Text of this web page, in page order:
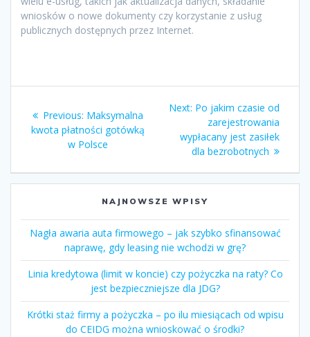
wniosków o nowe dokumenty czy korzystanie z usług
publicznych dostępnych przez Internet.
wpisy
Previous: Previous
post:
Maksymalna
kwota płatności gotówką
w Polsce
Next: Next
post:
Po jakim czasie od
zarejestrowania
wypłacany jest zasiłek
dla bezrobotnych
NAJNOWSZE WPISY
Nagła awaria auta firmowego – jak szybko sfinansować
naprawę, gdy leasing nie wchodzi w grę?
Linia kredytowa (limit w koncie) czy pożyczka na raty? Co
jest bezpieczniejsze dla JDG?
Krótki staż firmy a pożyczka – po ilu miesiącach od wpisu
do CEIDG można wnioskować o środki?